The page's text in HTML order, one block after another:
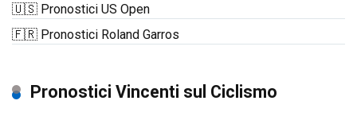
🇺🇸 Pronostici US Open
🇫🇷 Pronostici Roland Garros
Pronostici Vincenti sul Ciclismo